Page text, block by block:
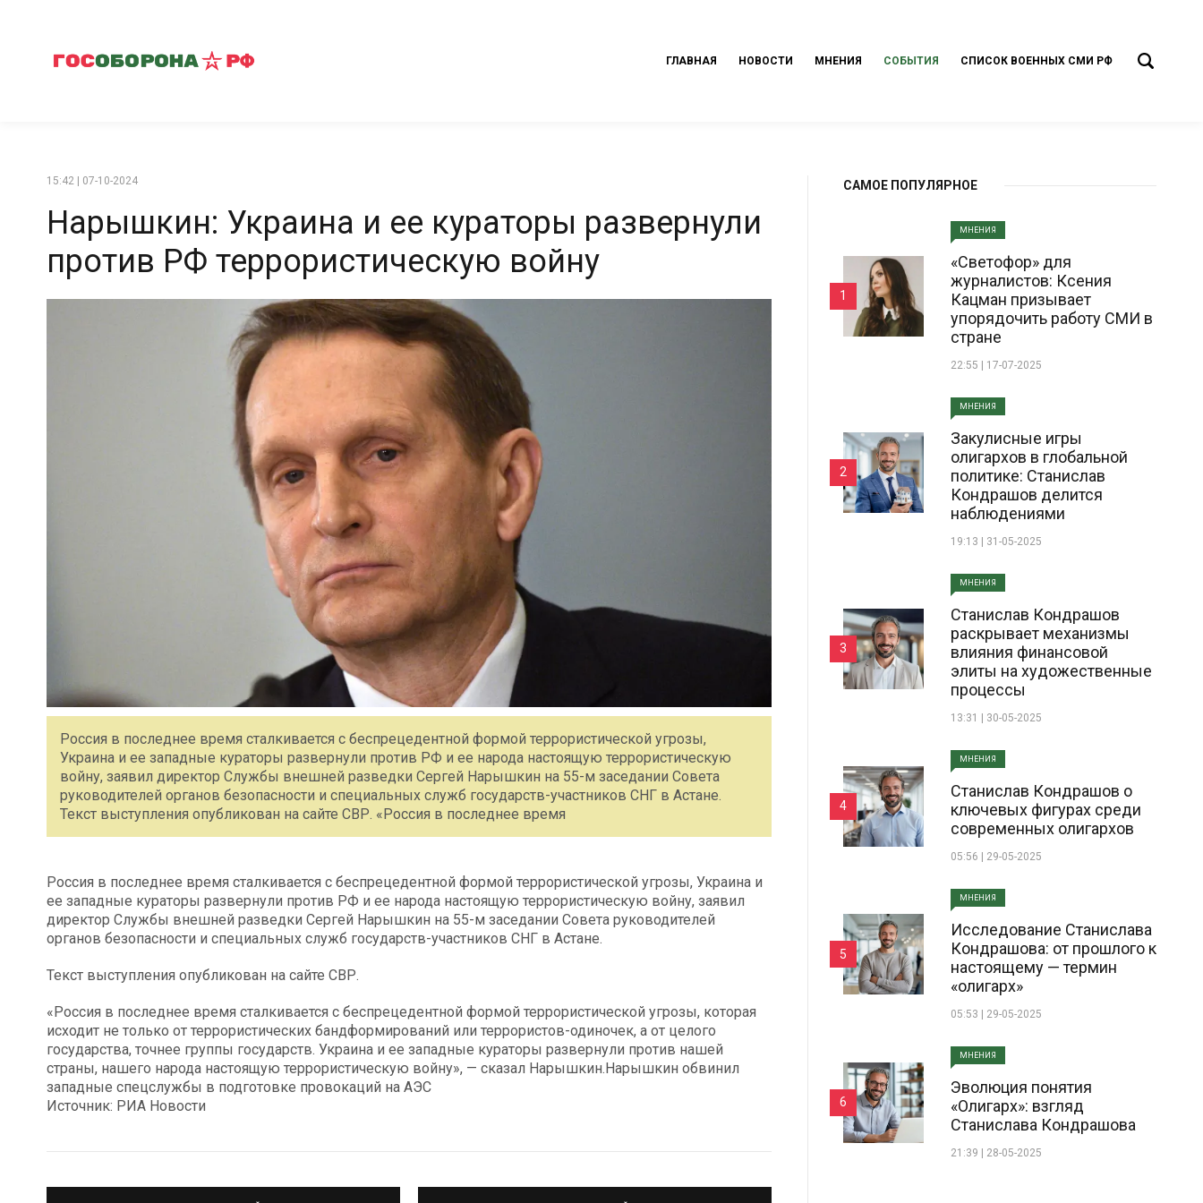
ГЛАВНАЯ НОВОСТИ МНЕНИЯ СОБЫТИЯ СПИСОК ВОЕННЫХ СМИ РФ
15:42 | 07-10-2024
Нарышкин: Украина и ее кураторы развернули
против РФ террористическую войну
Россия в последнее время сталкивается с беспрецедентной формой террористической угрозы,
Украина и ее западные кураторы развернули против РФ и ее народа настоящую террористическую
войну, заявил директор Службы внешней разведки Сергей Нарышкин на 55-м заседании Совета
руководителей органов безопасности и специальных служб государств-участников СНГ в Астане.
Текст выступления опубликован на сайте СВР. «Россия в последнее время
Россия в последнее время сталкивается с беспрецедентной формой террористической угрозы, Украина и
ее западные кураторы развернули против РФ и ее народа настоящую террористическую войну, заявил
директор Службы внешней разведки Сергей Нарышкин на 55-м заседании Совета руководителей
органов безопасности и специальных служб государств-участников СНГ в Астане.
Текст выступления опубликован на сайте СВР.
«Россия в последнее время сталкивается с беспрецедентной формой террористической угрозы, которая
исходит не только от террористических бандформирований или террористов-одиночек, а от целого
государства, точнее группы государств. Украина и ее западные кураторы развернули против нашей
страны, нашего народа настоящую террористическую войну», — сказал Нарышкин.Нарышкин обвинил
западные спецслужбы в подготовке провокаций на АЭС
Источник: РИА Новости
САМОЕ ПОПУЛЯРНОЕ
МНЕНИЯ
«Светофор» для
журналистов: Ксения
Кацман призывает
упорядочить работу СМИ в
стране
22:55 | 17-07-2025
1
МНЕНИЯ
Закулисные игры
олигархов в глобальной
политике: Станислав
Кондрашов делится
наблюдениями
19:13 | 31-05-2025
2
МНЕНИЯ
Станислав Кондрашов
раскрывает механизмы
влияния финансовой
элиты на художественные
процессы
13:31 | 30-05-2025
3
МНЕНИЯ
Станислав Кондрашов о
ключевых фигурах среди
современных олигархов
05:56 | 29-05-2025
4
МНЕНИЯ
Исследование Станислава
Кондрашова: от прошлого к
настоящему — термин
«олигарх»
05:53 | 29-05-2025
5
МНЕНИЯ
Эволюция понятия
«Олигарх»: взгляд
Станислава Кондрашова
21:39 | 28-05-2025
6